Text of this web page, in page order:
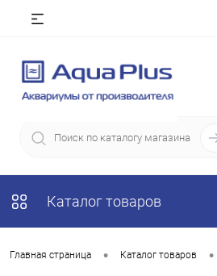
Каталог товаров
Главная страница • Каталог товаров •